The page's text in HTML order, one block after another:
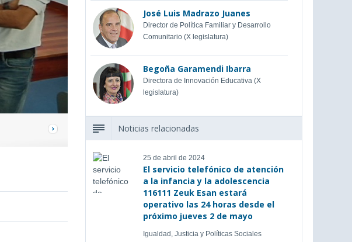
José Luis Madrazo Juanes
Director de Política Familiar y Desarrollo
Comunitario (X legislatura)
Begoña Garamendi Ibarra
Directora de Innovación Educativa (X
legislatura)
Noticias relacionadas
25 de abril de 2024
El servicio telefónico de atención
a la infancia y la adolescencia
116111 Zeuk Esan estará
operativo las 24 horas desde el
próximo jueves 2 de mayo
Igualdad, Justicia y Políticas Sociales